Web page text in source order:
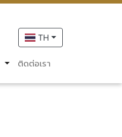
TH
ติดต่อเรา